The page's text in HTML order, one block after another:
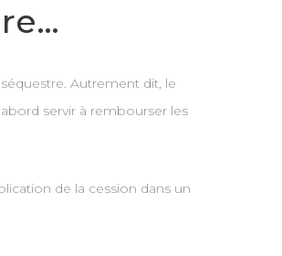
Autrement dit, le
servir à rembourser les
de la cession dans un